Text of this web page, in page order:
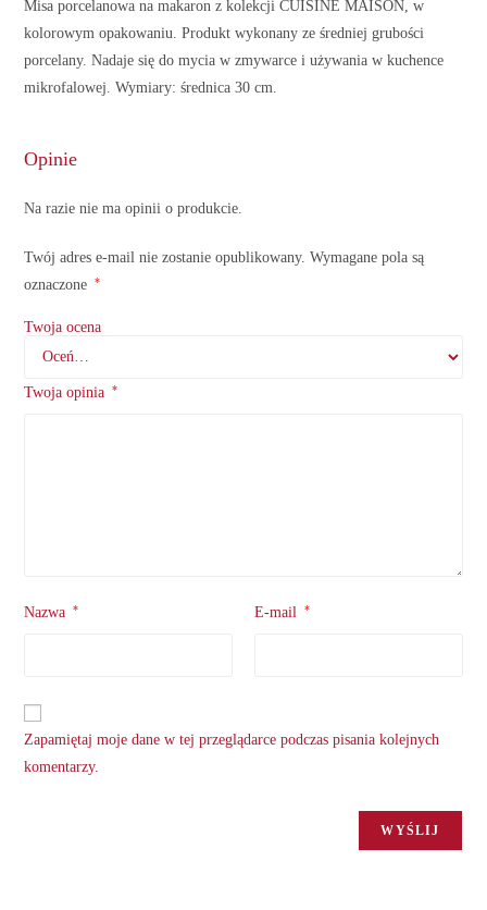
Misa porcelanowa na makaron z kolekcji CUISINE MAISON, w
kolorowym opakowaniu. Produkt wykonany ze średniej grubości
porcelany. Nadaje się do mycia w zmywarce i używania w kuchence
mikrofalowej. Wymiary: średnica 30 cm.
Opinie
Na razie nie ma opinii o produkcie.
Twój adres e-mail nie zostanie opublikowany. Wymagane pola są
oznaczone
*
Twoja ocena
Twoja opinia *
Nazwa * E-mail *
Zapamiętaj moje dane w tej przeglądarce podczas pisania kolejnych
komentarzy.